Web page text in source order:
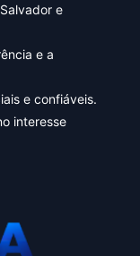
e
e a
e confiáveis.
interesse